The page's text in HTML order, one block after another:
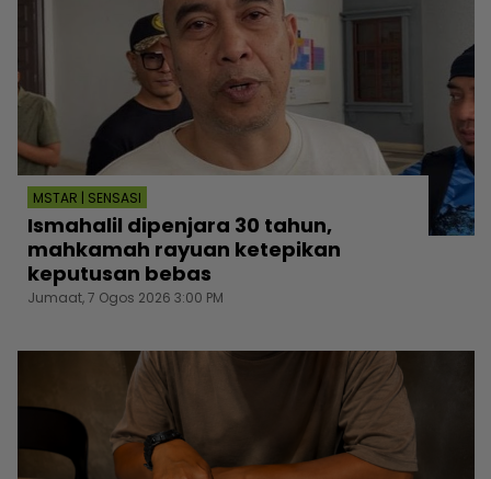
MSTAR | SENSASI
Ismahalil dipenjara 30 tahun,
mahkamah rayuan ketepikan
keputusan bebas
Jumaat, 7 Ogos 2026 3:00 PM